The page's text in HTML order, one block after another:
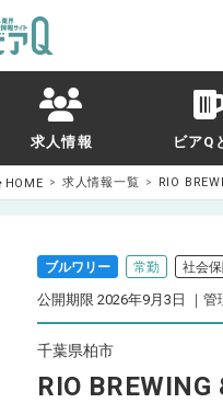
求人情報 ビアQ
HOME 求人情報一覧 RIO
ブルワリー 常勤 社会
公開期限 2026年9月3日 管
千葉県柏市
RIO